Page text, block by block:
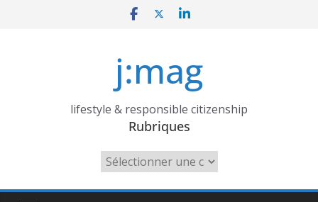
j:mag
lifestyle & responsible citizenship
Rubriques
Rubriques